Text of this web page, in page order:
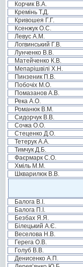
Корчик В.А.
Кремінь Т.Д.
Кривошея Г.Г.
Ксенжук О.С.
Левус А.М.
Логвинський Г.В.
Лунченко В.В.
Матейченко К.В.
Мепарішвілі Х.Н.
Пинзеник П.В.
Побочіх М.О.
Помазанов А.В.
Река А.О.
Романюк В.М.
Сидорчук В.В.
Сочка О.О.
Стеценко Д.О.
Тетерук А.А.
Тимчук Д.Б.
Фаєрмарк С.О.
Хміль М.М.
Шкварилюк В.В.
Балога В.І.
Балога П.І.
Безбах Я.Я.
Білецький А.Є.
Веселова Н.В.
Герега О.В.
Голуб В.В.
Денисенко А.П.